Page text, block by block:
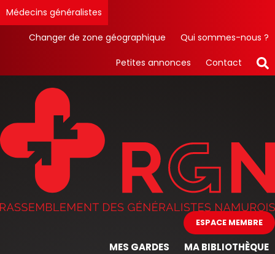
Médecins généralistes
Changer de zone géographique Qui sommes-nous ?
Petites annonces Contact
ESPACE MEMBRE
MES GARDES
MA BIBLIOTHÈQUE